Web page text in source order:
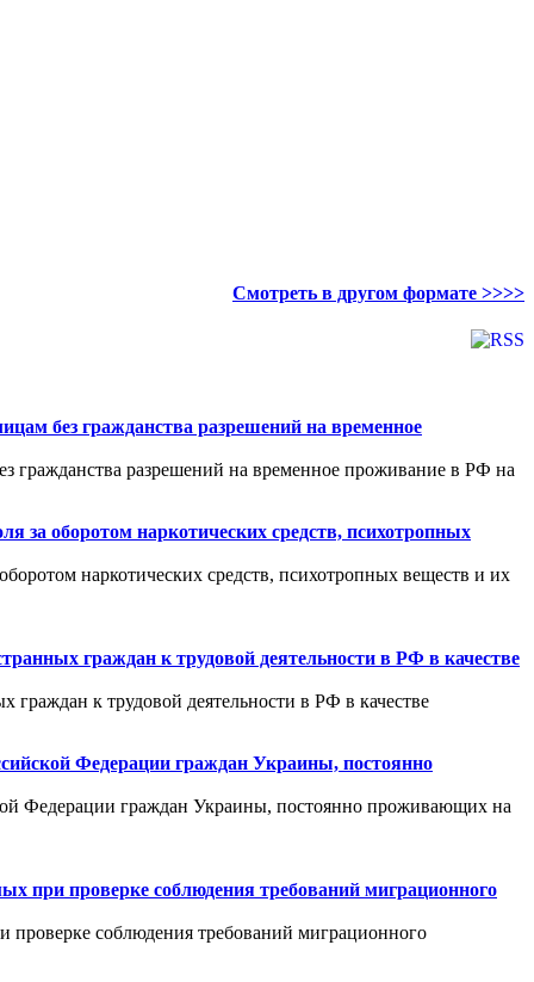
Смотреть в другом формате >>>>
без гражданства разрешений на временное
гражданства разрешений на временное проживание в РФ на
за оборотом наркотических средств, психотропных
наркотических средств, психотропных веществ и их
граждан к трудовой деятельности в РФ в качестве
к трудовой деятельности в РФ в качестве
Федерации граждан Украины, постоянно
Федерации граждан Украины, постоянно проживающих на
при проверке соблюдения требований миграционного
соблюдения требований миграционного